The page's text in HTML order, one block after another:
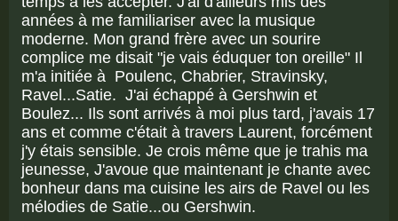
années à me familiariser avec la musique
moderne. Mon grand frère avec un sourire
complice me disait "je vais éduquer ton oreille" Il
m'a initiée à Poulenc, Chabrier, Stravinsky,
Ravel...Satie. J'ai échappé à Gershwin et
Boulez... Ils sont arrivés à moi plus tard, j'avais 17
ans et comme c'était à travers Laurent, forcément
j'y étais sensible. Je crois même que je trahis ma
jeunesse, J'avoue que maintenant je chante avec
bonheur dans ma cuisine les airs de Ravel ou les
mélodies de Satie...ou Gershwin.